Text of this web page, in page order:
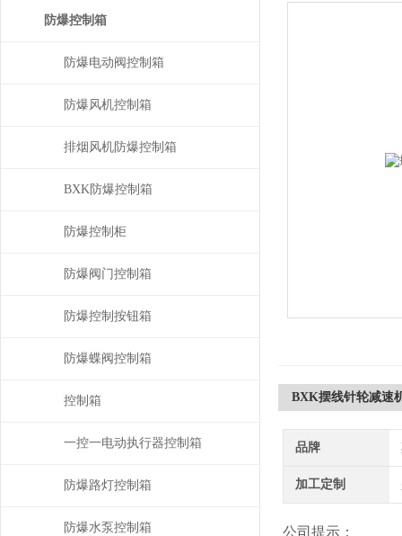
BXK摆线针轮减速
品牌
加工定制
公司提示：
防爆控制箱
防爆电动阀控制箱
防爆风机控制箱
排烟风机防爆控制箱
BXK防爆控制箱
防爆控制柜
防爆阀门控制箱
防爆控制按钮箱
防爆蝶阀控制箱
控制箱
一控一电动执行器控制箱
防爆路灯控制箱
防爆水泵控制箱